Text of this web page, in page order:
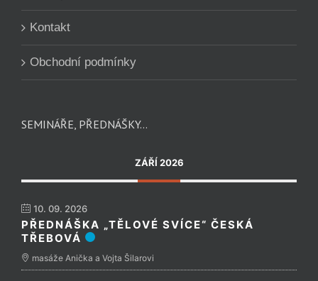
Kontakt
Obchodní podmínky
SEMINÁŘE, PŘEDNÁŠKY…
ZÁŘÍ 2026
10. 09. 2026
PŘEDNÁŠKA „TĚLOVÉ SVÍCE“ ČESKÁ
TŘEBOVÁ
masáže Anička a Vojta Šilarovi